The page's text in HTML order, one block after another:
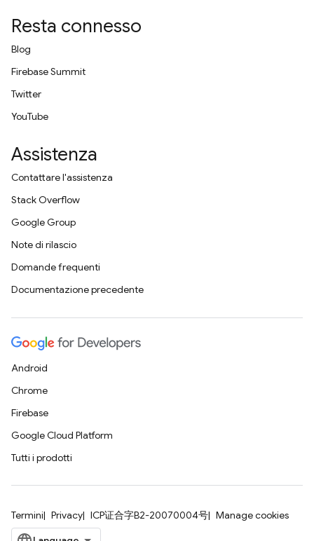
Resta connesso
Blog
Firebase Summit
Twitter
YouTube
Assistenza
Contattare l'assistenza
Stack Overflow
Google Group
Note di rilascio
Domande frequenti
Documentazione precedente
Android
Chrome
Firebase
Google Cloud Platform
Tutti i prodotti
Termini Privacy ICP证合字B2-20070004号 Manage cookies